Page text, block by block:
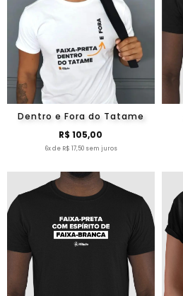
Dentro e Fora do Tatame
R$ 105,00
6x de R$ 17,50 sem juros